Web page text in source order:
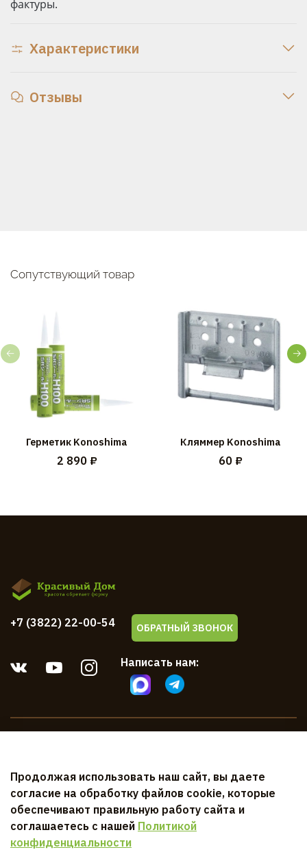
фактуры.
Характеристики
Отзывы
Сопутствующий товар
Герметик Konoshima
2 890 ₽
Кляммер Konoshima
60 ₽
Клиентам
Документы
Написать нам:
+7 (3822) 22-00-54 ОБРАТНЫЙ ЗВОНОК
Продолжая использовать наш сайт, вы даете
согласие на обработку файлов cookie, которые
обеспечивают правильную работу сайта и
соглашаетесь с нашей Политикой
конфиденциальности